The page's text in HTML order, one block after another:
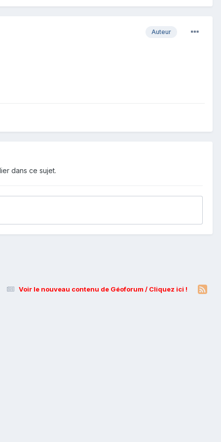
Auteur
dans ce sujet.
Voir le nouveau contenu de Géoforum / Cliquez ici !